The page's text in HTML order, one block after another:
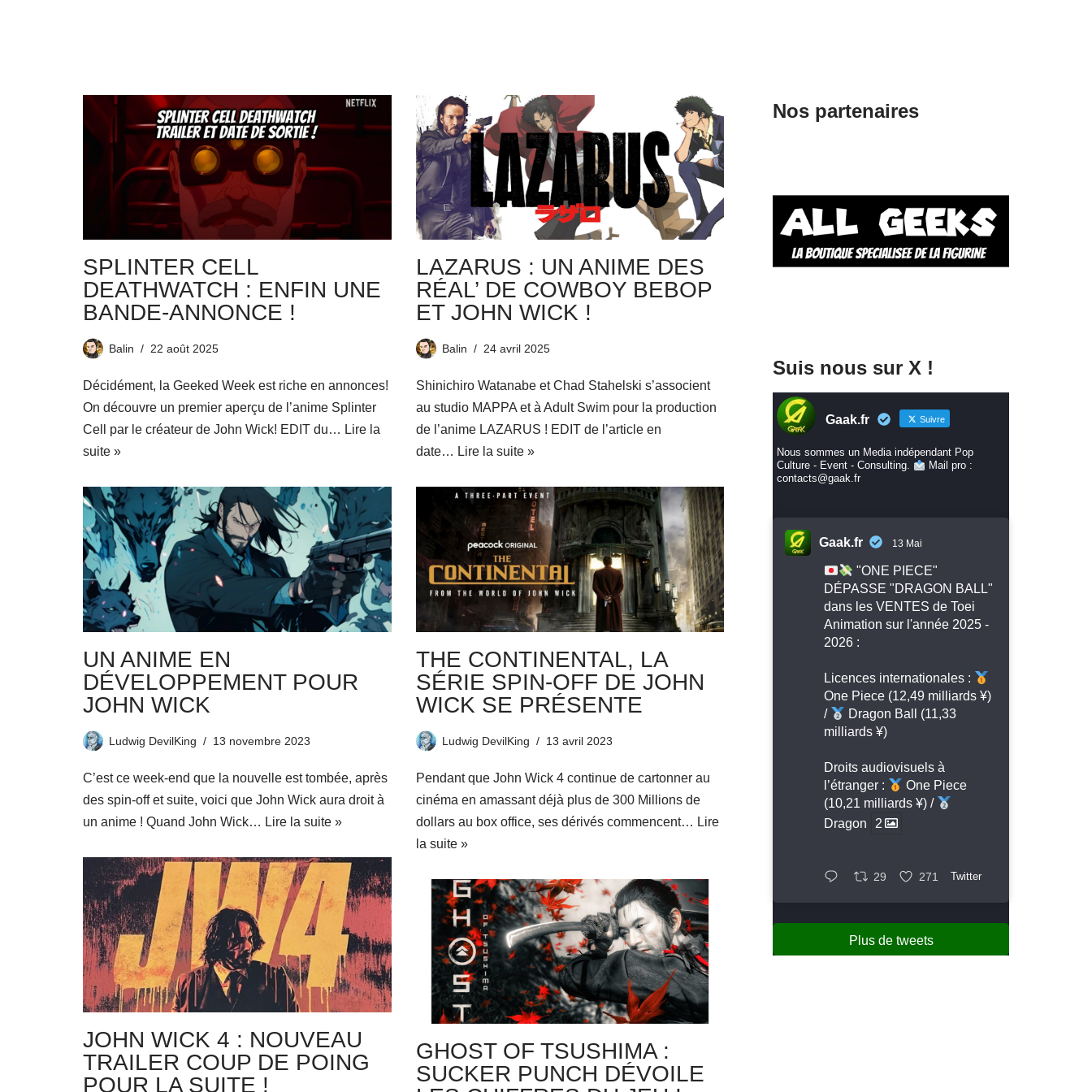
SPLINTER CELL
DEATHWATCH : ENFIN UNE
BANDE-ANNONCE !
Balin 22 août 2025
Décidément, la Geeked Week est riche en annonces!
On découvre un premier aperçu de l’anime Splinter
Cell par le créateur de John Wick! EDIT du… Lire la
suite »
LAZARUS : UN ANIME DES
RÉAL’ DE COWBOY BEBOP
ET JOHN WICK !
Balin 24 avril 2025
Shinichiro Watanabe et Chad Stahelski s’associent
au studio MAPPA et à Adult Swim pour la production
de l’anime LAZARUS ! EDIT de l’article en
date… Lire la suite »
UN ANIME EN
DÉVELOPPEMENT POUR
JOHN WICK
Ludwig DevilKing 13 novembre 2023
C’est ce week-end que la nouvelle est tombée, après
des spin-off et suite, voici que John Wick aura droit à
un anime ! Quand John Wick… Lire la suite »
THE CONTINENTAL, LA
SÉRIE SPIN-OFF DE JOHN
WICK SE PRÉSENTE
Ludwig DevilKing 13 avril 2023
Pendant que John Wick 4 continue de cartonner au
cinéma en amassant déjà plus de 300 Millions de
dollars au box office, ses dérivés commencent… Lire
la suite »
JOHN WICK 4 : NOUVEAU
TRAILER COUP DE POING
POUR LA SUITE !
GHOST OF TSUSHIMA :
SUCKER PUNCH DÉVOILE
Nos partenaires
Suis nous sur X !
Gaak.fr Suivre
Nous sommes un Media indépendant Pop
Culture - Event - Consulting.
Mail pro :
contacts@gaak.fr
Gaak.fr 13 Mai
"ONE PIECE"
DÉPASSE "DRAGON BALL"
dans les VENTES de Toei
Animation sur l'année 2025 -
2026 :
Licences internationales :
One Piece (12,49 milliards ¥)
/
Dragon Ball (11,33
milliards ¥)
Droits audiovisuels à
l’étranger :
One Piece
(10,21 milliards ¥) /
Dragon
2
29 271 Twitter
Plus de tweets